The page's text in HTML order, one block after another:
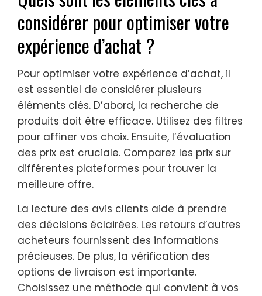
considérer pour optimiser votre
expérience d’achat ?
Pour optimiser votre expérience d’achat, il
est essentiel de considérer plusieurs
éléments clés. D’abord, la recherche de
produits doit être efficace. Utilisez des filtres
pour affiner vos choix. Ensuite, l’évaluation
des prix est cruciale. Comparez les prix sur
différentes plateformes pour trouver la
meilleure offre.
La lecture des avis clients aide à prendre
des décisions éclairées. Les retours d’autres
acheteurs fournissent des informations
précieuses. De plus, la vérification des
options de livraison est importante.
Choisissez une méthode qui convient à vos